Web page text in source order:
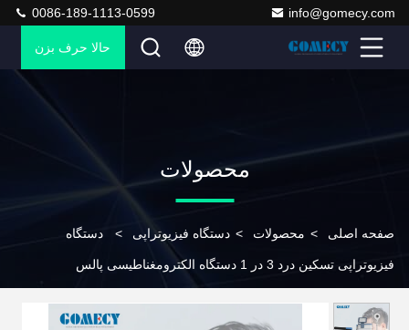
info@gomecy.com
0086-189-1113-0599
حالا حرف بزن
محصولات
صفحه اصلی > محصولات > دستگاه فیزیوتراپی > دستگاه
فیزیوتراپی تسکین درد 3 در 1 دستگاه الکترومغناطیسی پالس